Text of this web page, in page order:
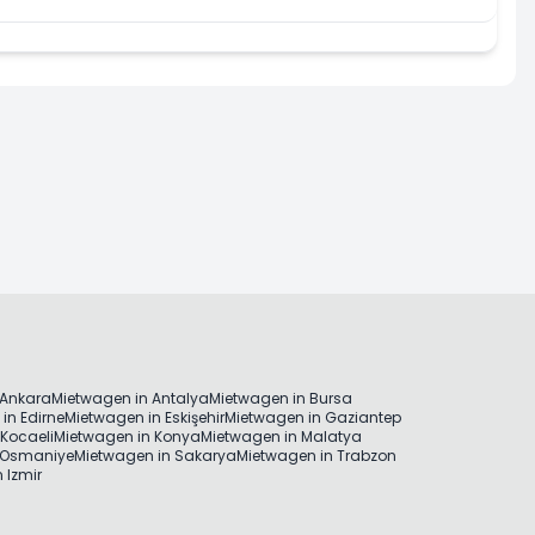
mieten Jetzt
Mietwagen in AntalyaMietwagen in Bursa
EdirneMietwagen in EskişehirMietwagen in Gaziantep
Mietwagen in KonyaMietwagen in Malatya
Mietwagen in SakaryaMietwagen in Trabzon
Izmir